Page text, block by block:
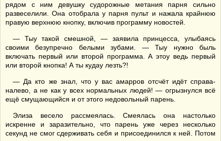
рядом с ним девушку судорожные метания парня сильно
развеселили. Она отобрала у парня пульт и нажала крайнюю
правую верхнюю кнопку, включив программу новостей.
— Тыу такой смешной, — заявила принцесса, улыбаясь
своими безупречно белыми зубами. — Тыу нужно быль
включать первый или второй программа. А этоу ведь первый
или второй кнопка! А ты кудау лезть?!
— Да кто же знал, что у вас амарров отсчёт идёт справа-
налево, а не как у всех нормальных людей! — огрызнулся всё
ещё смущающийся и от этого недовольный парень.
Элиза весело рассмеялась. Смеялась она настолько
искренне и заразительно, что парень уже через несколько
секунд не смог сдерживать себя и присоединился к ней. Потом